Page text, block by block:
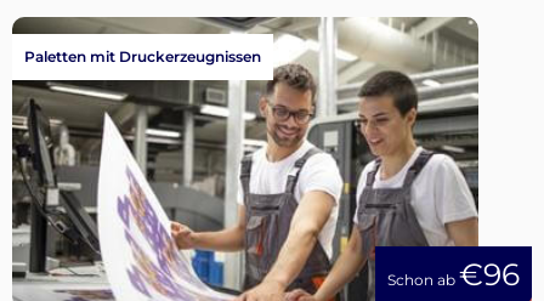
Schon ab €96
Paletten mit Druckerzeugnissen